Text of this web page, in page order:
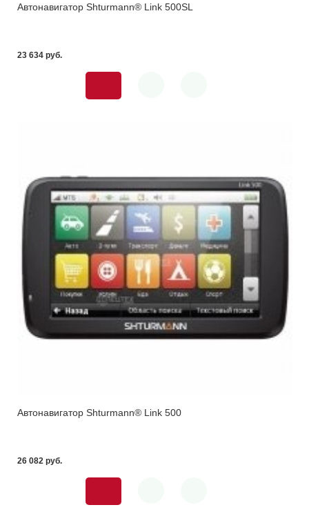
Автонавигатор Shturmann® Link 500SL
23 634 pуб.
Автонавигатор Shturmann® Link 500
26 082 pуб.